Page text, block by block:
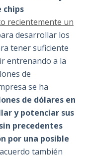
chips
recientemente un
desarrollar los
tener suficiente
entrenando a la
de
se ha
de dólares en
y potenciar sus
precedentes
por una posible
también